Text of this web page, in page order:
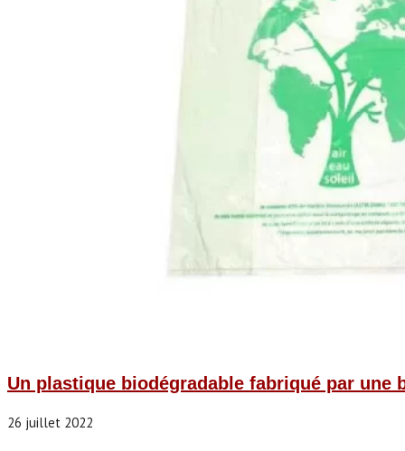
Un plastique biodégradable fabriqué par une
26 juillet 2022